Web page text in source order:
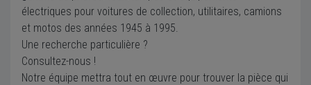
électriques pour voitures de collection, utilitaires, camions
et motos des années 1945 à 1995.
Une recherche particulière ?
Consultez-nous !
Notre équipe mettra tout en œuvre pour trouver la pièce qui